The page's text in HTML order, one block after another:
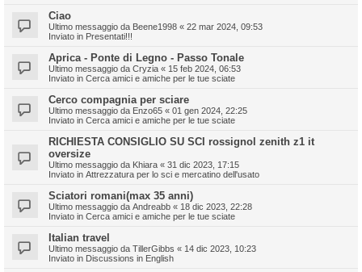
Ciao
Ultimo messaggio da Beene1998 « 22 mar 2024, 09:53
Inviato in Presentati!!!
Aprica - Ponte di Legno - Passo Tonale
Ultimo messaggio da Cryzia « 15 feb 2024, 06:53
Inviato in Cerca amici e amiche per le tue sciate
Cerco compagnia per sciare
Ultimo messaggio da Enzo65 « 01 gen 2024, 22:25
Inviato in Cerca amici e amiche per le tue sciate
RICHIESTA CONSIGLIO SU SCI rossignol zenith z1 it
oversize
Ultimo messaggio da Khiara « 31 dic 2023, 17:15
Inviato in Attrezzatura per lo sci e mercatino dell'usato
Sciatori romani(max 35 anni)
Ultimo messaggio da Andreabb « 18 dic 2023, 22:28
Inviato in Cerca amici e amiche per le tue sciate
Italian travel
Ultimo messaggio da TillerGibbs « 14 dic 2023, 10:23
Inviato in Discussions in English